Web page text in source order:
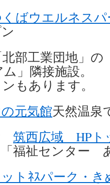
ばウエルネス
部工業団地」
」隣接施設。
もあります。
元気館天然温泉
筑西広域 HPト
「福祉センター
トﾈｽパーク・き